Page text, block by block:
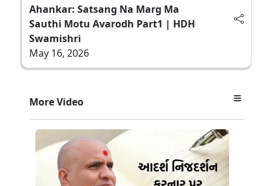
Ahankar: Satsang Na Marg Ma
Sauthi Motu Avarodh Part1 | HDH
Swamishri
May 16, 2026
More Video